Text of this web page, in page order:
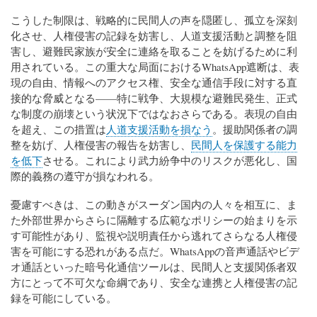
こうした制限は、戦略的に民間人の声を隠匿し、孤立を深刻
化させ、人権侵害の記録を妨害し、人道支援活動と調整を阻
害し、避難民家族が安全に連絡を取ることを妨げるために利
用されている。この重大な局面におけるWhatsApp遮断は、表
現の自由、情報へのアクセス権、安全な通信手段に対する直
接的な脅威となる——特に戦争、大規模な避難民発生、正式
な制度の崩壊という状況下ではなおさらである。表現の自由
を超え、この措置は人道支援活動を損なう 。援助関係者の調
整を妨げ、人権侵害の報告を妨害し、 民間人を保護する能力
を低下させる。これにより武力紛争中のリスクが悪化し、国
際的義務の遵守が損なわれる。
憂慮すべきは、この動きがスーダン国内の人々を相互に、ま
た外部世界からさらに隔離する広範なポリシーの始まりを示
す可能性があり、監視や説明責任から逃れてさらなる人権侵
害を可能にする恐れがある点だ。WhatsAppの音声通話やビデ
オ通話といった暗号化通信ツールは、民間人と支援関係者双
方にとって不可欠な命綱であり、安全な連携と人権侵害の記
録を可能にしている。